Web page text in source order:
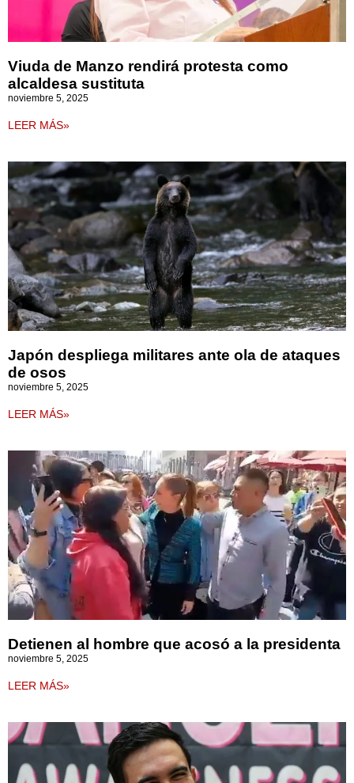
Viuda de Manzo rendirá protesta como
alcaldesa sustituta
noviembre 5, 2025
LEER MÁS»
Japón despliega militares ante ola de ataques
de osos
noviembre 5, 2025
LEER MÁS»
Detienen al hombre que acosó a la presidenta
noviembre 5, 2025
LEER MÁS»